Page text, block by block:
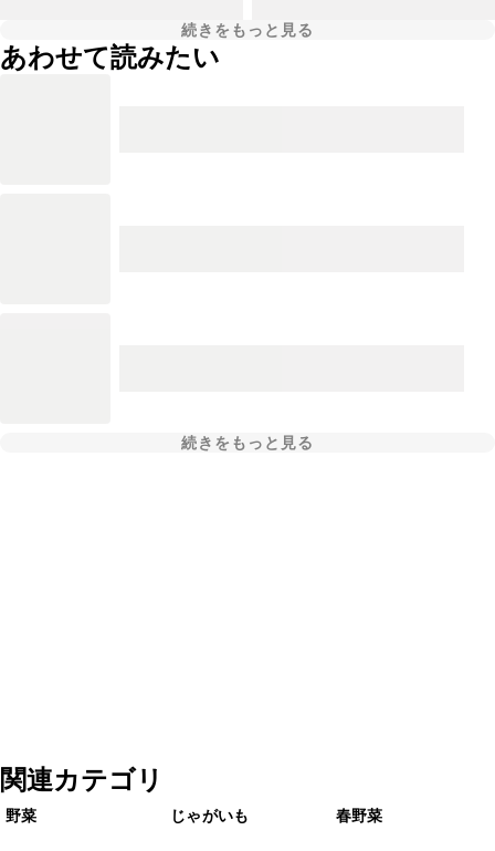
続きをもっと見る
あわせて読みたい
続きをもっと見る
関連カテゴリ
野菜 じゃがいも 春野菜